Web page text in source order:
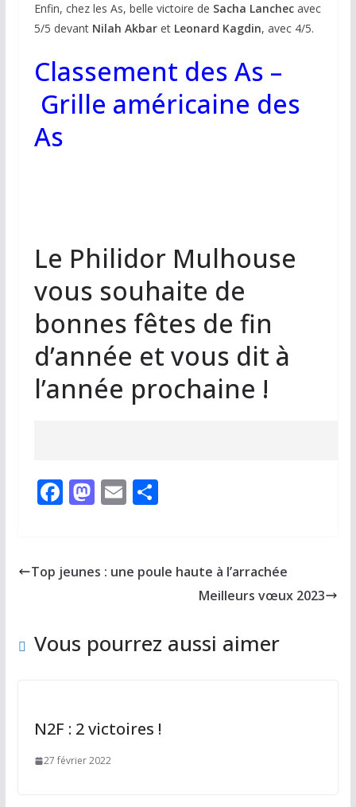
Enfin, chez les As, belle victoire de Sacha Lanchecavec
5/5 devant Nilah Akbar etLeonard Kagdin, avec 4/5.
Classement des As –
Grille américaine des
As
Le Philidor Mulhouse
vous souhaite de
bonnes fêtes de fin
d’année et vous dit à
l’année prochaine !
F
b
k
M
d
E
l
P
g
Top jeunes : une poule haute à l’arrachée
Meilleurs vœux 2023
Vous pourrez aussi aimer
N2F : 2 victoires !
27 février 2022